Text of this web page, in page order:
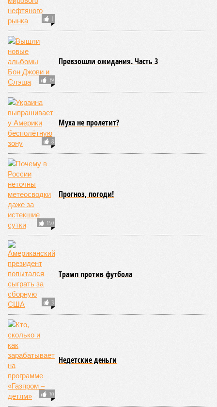
1
39
Превзошли ожидания. Часть 3
8
Муха не пролетит?
150
Прогноз, погоди!
3
Трамп против футбола
30
Недетские деньги